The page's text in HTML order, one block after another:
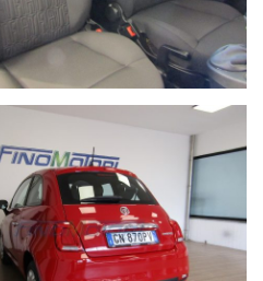
E D'OCCASIONE DELLE